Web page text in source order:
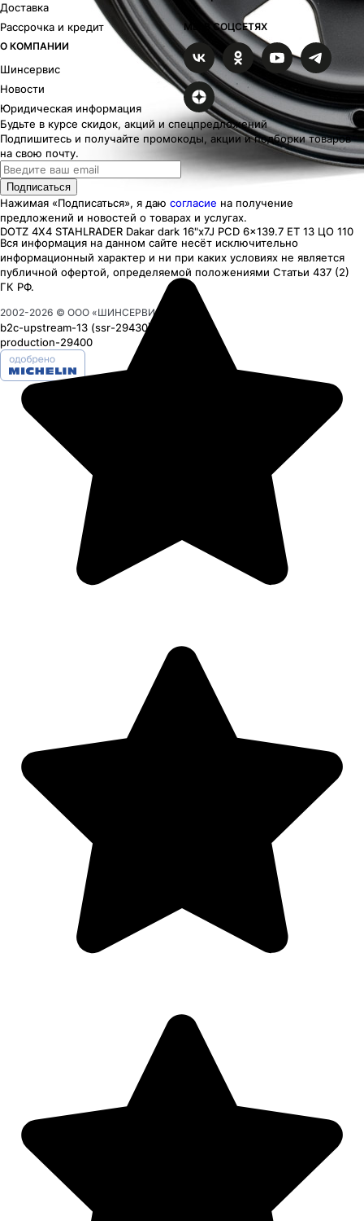
DOTZ 4X4 STAHLRADER Dakar dark 16"x7J PCD 6x139.7 ЕТ 13 ЦО 110
Доставка
Рассрочка и кредит
О КОМПАНИИ
Шинсервис
Новости
Юридическая информация
МЫ В СОЦСЕТЯХ
Будьте в курсе скидок, акций и спецпредложений
Подпишитесь и получайте промокоды, акции и подборки товаров
на свою почту.
Подписаться
Нажимая «Подписаться», я даю согласие на получение
предложений и новостей о товарах и услугах.
Вся информация на данном сайте несёт исключительно
информационный характер и ни при каких условиях не является
публичной офертой, определяемой положениями Статьи 437 (2)
ГК РФ.
2002-2026 © ООО «ШИНСЕРВИС»
b2c-upstream-13 (ssr-29430)
production-29400